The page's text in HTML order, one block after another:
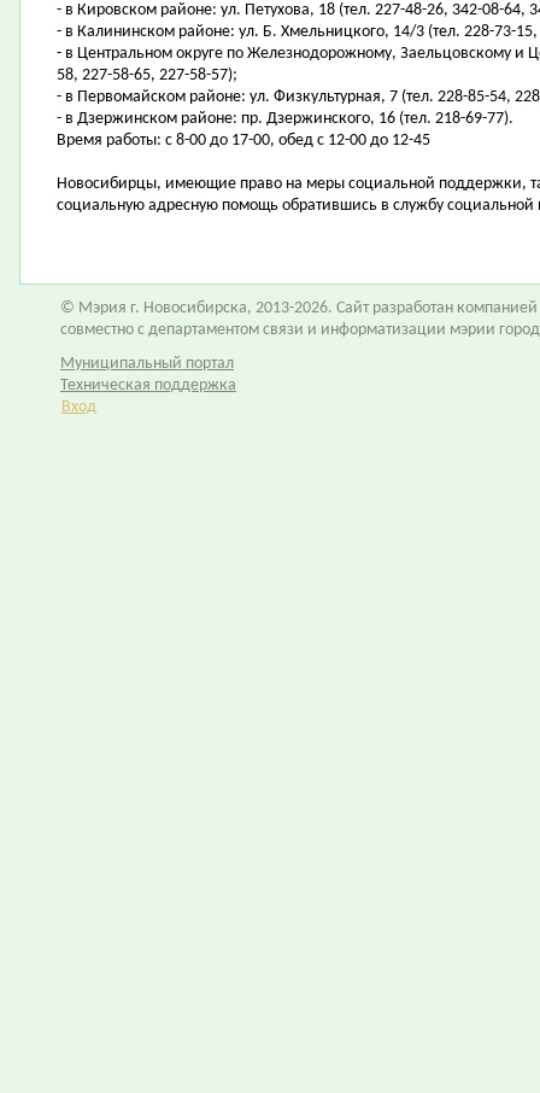
- в Кировском районе: ул. Петухова, 18 (тел. 227-48-26, 342-08-64,
- в Калининском районе: ул. Б. Хмельницкого, 14/3 (тел. 228-73-
- в Центральном округе по Железнодорожному, Заельцовскому и
58, 227-58-65, 227-58-57);
- в Первомайском районе: ул. Физкультурная, 7 (тел. 228-85-54,
- в Дзержинском районе: пр. Дзержинского, 16 (тел. 218-69-77).
Время работы: с 8-00 до 17-00, обед с 12-00 до 12-45
Новосибирцы, имеющие право на меры социальной поддержки,
социальную адресную помощь обратившись в службу социальной
© Мэрия г. Новосибирска, 2013-2026. Сайт разработан компанией
совместно с департаментом связи и информатизации мэрии
Муниципальный портал
Техническая поддержка
Вход